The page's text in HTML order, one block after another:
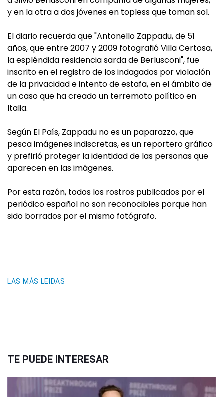
y en la otra a dos jóvenes en topless que toman sol.
El diario recuerda que "Antonello Zappadu, de 51
años, que entre 2007 y 2009 fotografió Villa Certosa,
la espléndida residencia sarda de Berlusconi", fue
inscrito en el registro de los indagados por violación
de la privacidad e intento de estafa, en el ámbito de
un caso que ha creado un terremoto político en
Italia.
Según El País, Zappadu no es un paparazzo, que
pesca imágenes indiscretas, es un reportero gráfico
y prefirió proteger la identidad de las personas que
aparecen en las imágenes.
Por esta razón, todos los rostros publicados por el
periódico español no son reconocibles porque han
sido borrados por el mismo fotógrafo.
LAS MÁS LEIDAS
TE PUEDE INTERESAR